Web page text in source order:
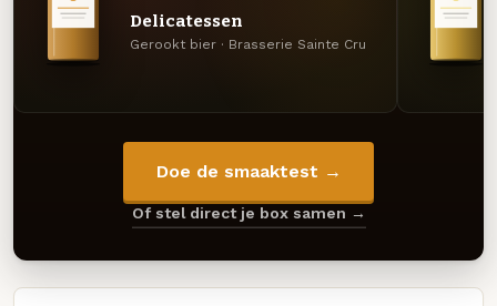
Delicatessen
Gerookt bier · Brasserie Sainte Cru
Doe de smaaktest →
Of stel direct je box samen →